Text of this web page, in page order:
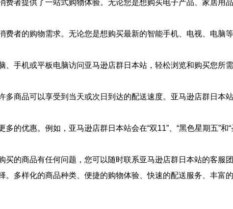
者提供了一站式购物体验。无论您是想购买电子产品、家居用
者的购物需求。无论您是想购买最新的智能手机、电视、电脑
手机或平板电脑访问亚马逊店群日本站，轻松浏览和购买您所
商品可以享受到当天或次日到达的配送速度。亚马逊店群日本
的优惠。例如，亚马逊店群日本站会在“双11”、“黑色星期五”
的商品有任何问题，您可以随时联系亚马逊店群日本站的客服
多样化的商品种类、便捷的购物体验、快速的配送服务、丰富